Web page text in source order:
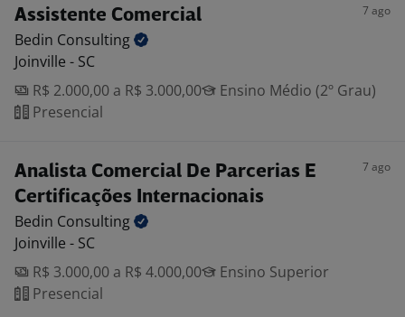
Assistente Comercial 7 ago
Bedin Consulting
Joinville - SC
R$ 2.000,00 a R$ 3.000,00
Ensino Médio (2º Grau)
Presencial
Analista Comercial De Parcerias E
Certificações Internacionais
7 ago
Bedin Consulting
Joinville - SC
R$ 3.000,00 a R$ 4.000,00
Ensino Superior
Presencial